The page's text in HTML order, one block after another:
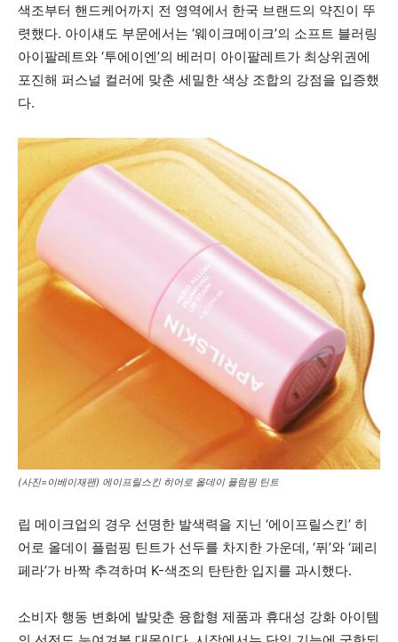
색조부터 핸드케어까지 전 영역에서 한국 브랜드의 약진이 뚜
렷했다. 아이섀도 부문에서는 ‘웨이크메이크’의 소프트 블러링
아이팔레트와 ‘투에이엔’의 베러미 아이팔레트가 최상위권에
포진해 퍼스널 컬러에 맞춘 세밀한 색상 조합의 강점을 입증했
다.
(사진=이베이재팬) 에이프릴스킨 히어로 올데이 플럼핑 틴트
립 메이크업의 경우 선명한 발색력을 지닌 ‘에이프릴스킨’ 히
어로 올데이 플럼핑 틴트가 선두를 차지한 가운데, ‘퓌’와 ‘페리
페라’가 바짝 추격하며 K-색조의 탄탄한 입지를 과시했다.
소비자 행동 변화에 발맞춘 융합형 제품과 휴대성 강화 아이템